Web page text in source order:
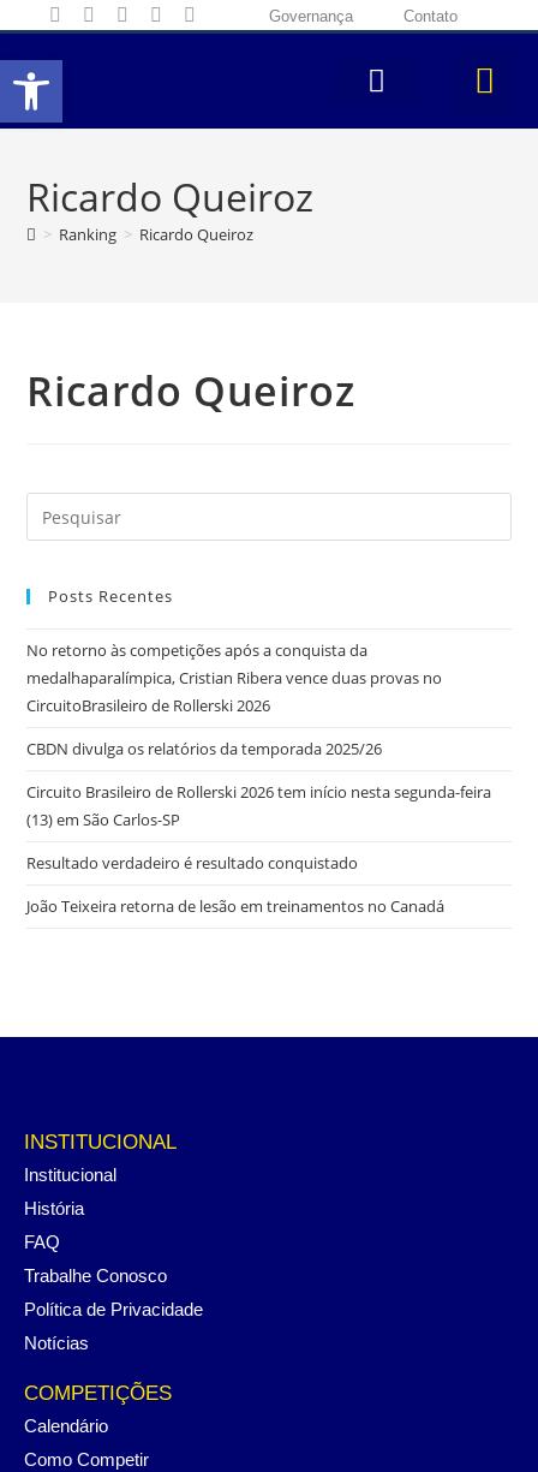
Abrir a barra de ferramentas
Governança Contato
Ricardo Queiroz
> Ranking > Ricardo Queiroz
Ricardo Queiroz
Posts Recentes
No retorno às competições após a conquista da
medalhaparalímpica, Cristian Ribera vence duas provas no
CircuitoBrasileiro de Rollerski 2026
CBDN divulga os relatórios da temporada 2025/26
Circuito Brasileiro de Rollerski 2026 tem início nesta segunda-feira
(13) em São Carlos-SP
Resultado verdadeiro é resultado conquistado
João Teixeira retorna de lesão em treinamentos no Canadá
INSTITUCIONAL
Institucional
História
FAQ
Trabalhe Conosco
Política de Privacidade
Notícias
COMPETIÇÕES
Calendário
Como Competir